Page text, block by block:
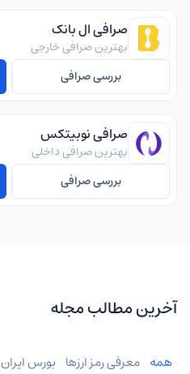
صرافی ال بانک
بهترین صرافی خارجی
بررسی صرافی
صرافی نوبیتکس
بهترین صرافی داخلی
بررسی صرافی
آخرین مطالب مجله
همه معرفی رمز ارزها بورس ایران